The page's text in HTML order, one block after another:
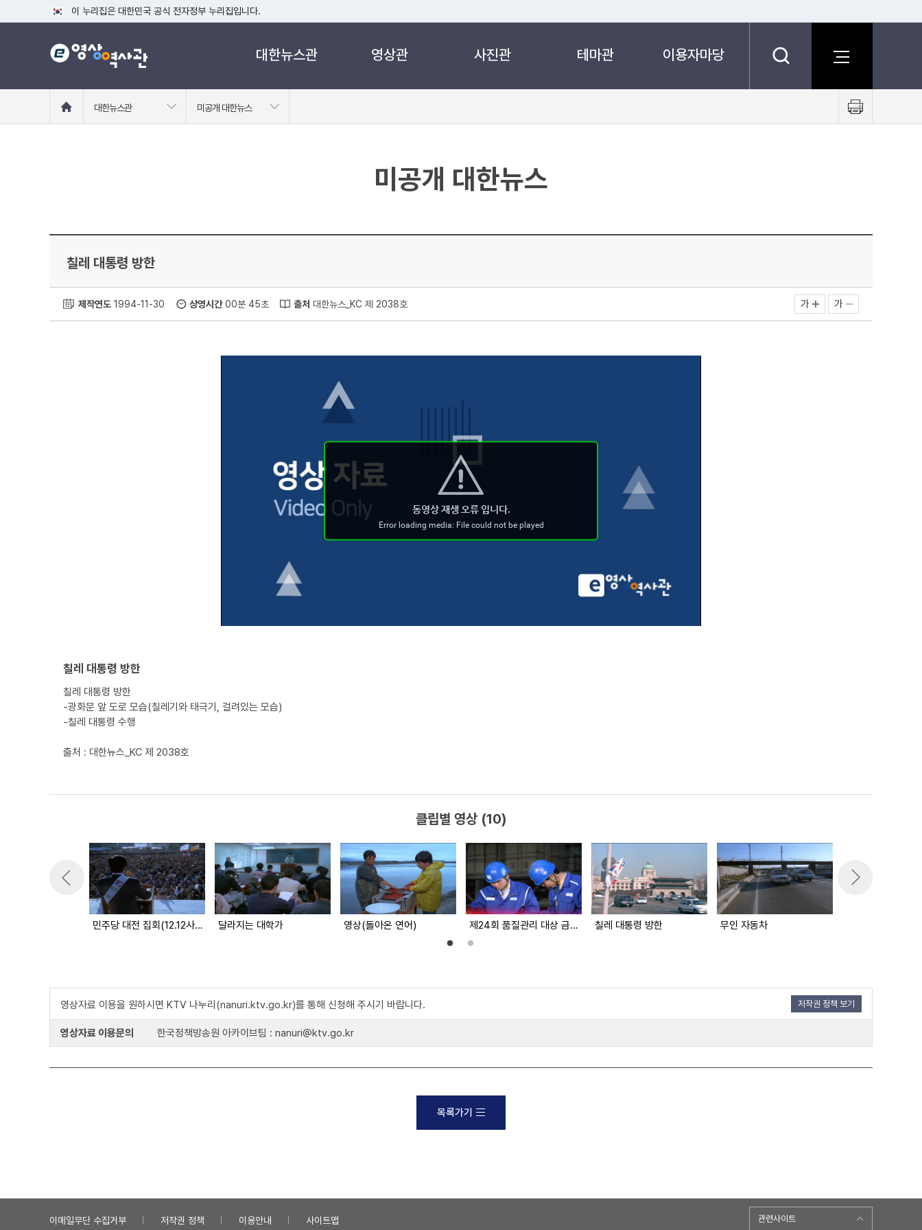
이 누리집은 대한민국 공식 전자정부 누리집입니다.
공식 누리집 주소 확인하기
go.kr 주소를 사용하는 누리집은 대한민국 정부기관이 관리하는 누리집입니다.
대한뉴스관 영상관 사진관 테마관 이용자마당
로
대한뉴스관 미공개 대한뉴스
트
미공개 대한뉴스
칠레 대통령 방한
제작연도 1994-11-30 상영시간00분 45초 출처 대한뉴스_KC 제 2038호 가 가
칠레 대통령 방한
칠레 대통령 방한
-광화문 앞 도로 모습(칠레기와 태극기, 걸려있는 모습)
-칠레 대통령 수행
출처 : 대한뉴스_KC 제 2038호
클립별 영상 (10)
민주당 대전 집회(12.12사태 진상 규명) 달라지는 대학가 영상(돌아온 연어) 제24회 품질관리 대상 금탑수상 한국중공업 칠레 대통령 방한 무인 자동차
영상자료 이용을 원하시면 KTV 나누리(nanuri.ktv.go.kr)를 통해 신청해 주시기 바랍니다. 저작권 정책 보기
영상자료 이용문의 한국정책방송원 아카이브팀 : nanuri@ktv.go.kr
목록가기
이메일무단 수집거부 저작권 정책 이용안내 사이트맵 관련사이트